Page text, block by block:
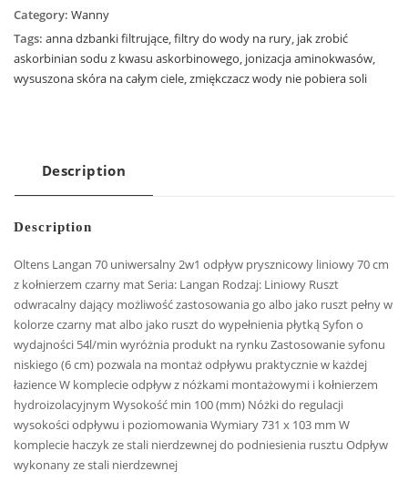
Category: Wanny
Tags: anna dzbanki filtrujące,filtry do wody na rury, jak zrobić
askorbinian sodu z kwasu askorbinowego, jonizacja aminokwasów,
wysuszona skóra na całym ciele,zmiękczacz wody nie pobiera soli
Description
Description
Oltens Langan 70 uniwersalny 2w1 odpływ prysznicowy liniowy 70 cm
z kołnierzem czarny mat Seria: Langan Rodzaj: Liniowy Ruszt
odwracalny dający możliwość zastosowania go albo jako ruszt pełny w
kolorze czarny mat albo jako ruszt do wypełnienia płytką Syfon o
wydajności 54l/min wyróżnia produkt na rynku Zastosowanie syfonu
niskiego (6 cm) pozwala na montaż odpływu praktycznie w każdej
łazience W komplecie odpływ z nóżkami montażowymi i kołnierzem
hydroizolacyjnym Wysokość min 100 (mm) Nóżki do regulacji
wysokości odpływu i poziomowania Wymiary 731 x 103 mm W
komplecie haczyk ze stali nierdzewnej do podniesienia rusztu Odpływ
wykonany ze stali nierdzewnej